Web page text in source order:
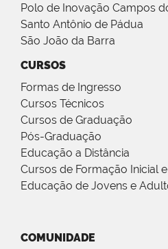
Polo de Inovação Campos
Santo Antônio de Pádua
São João da Barra
CURSOS
Formas de Ingresso
Cursos Técnicos
Cursos de Graduação
Pós-Graduação
Educação a Distância
Cursos de Formação Inicial
Educação de Jovens e
COMUNIDADE